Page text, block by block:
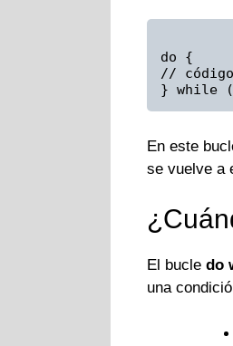
do {
//
} while
En este
se vuelve a
El bucle do
una